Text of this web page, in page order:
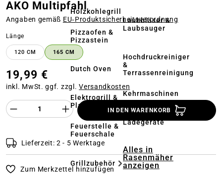
Holzkohlegrill
Pizzaofen &
Pizzastein
Dutch Oven
Elektrogrill &
Plancha
Feuerstelle &
Feuerschale
Grillzubehör
Laubbläser &
Laubsauger
Hochdruckreiniger
&
Terrassenreinigung
Kehrmaschinen
Akkus &
Ladegeräte
Alles in
Rasenmäher
anzeigen
AKO Multipfahl
Angaben gemäß EU‑Produktsicherheitsverordnung
Länge
120 CM 165 CM
19,99 €
inkl. MwSt. ggf. zzgl.Versandkosten
Produkt Anzahl des Produktes
IN DEN WARENKORB
Lieferzeit: 2 - 5 Werktage
Zum Merkzettel hinzufügen